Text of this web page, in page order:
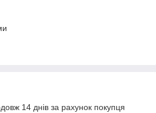
14 днів за рахунок покупця